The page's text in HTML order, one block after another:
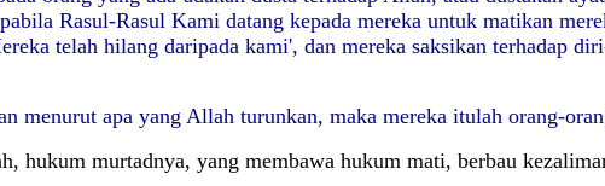
Rasul-Rasul Kami datang kepada mereka untuk matikan
telah hilang daripada kami', dan mereka saksikan terhadap
menurut apa yang Allah turunkan, maka mereka itulah orang-
hukum murtadnya, yang membawa hukum mati, berbau